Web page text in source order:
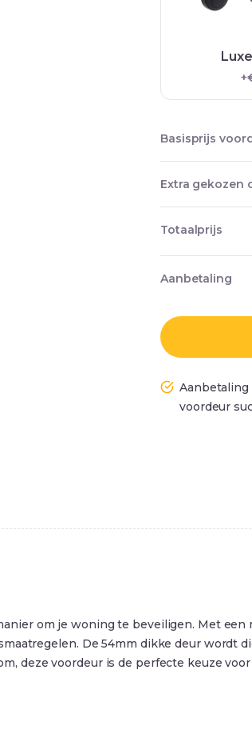
Basisprijs
Extra gekozen
Totaalprijs
Aanbetaling
Aanbetaling
voordeur
om je woning te beveiligen. Met
De 54mm dikke deur wordt
deze voordeur is de perfecte keuze